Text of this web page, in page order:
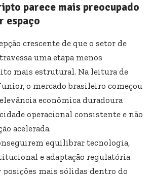
parece mais preocupado
espaço
crescente de que o setor de
uma etapa menos
mais estrutural. Na leitura de
o mercado brasileiro começou
econômica duradoura
operacional consistente e não
acelerada.
equilibrar tecnologia,
e adaptação regulatória
posições mais sólidas dentro do